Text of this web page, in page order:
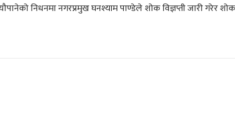
निधनमा नगरप्रमुख घनश्याम पाण्डेले शोक विज्ञप्ती जारी गरेर